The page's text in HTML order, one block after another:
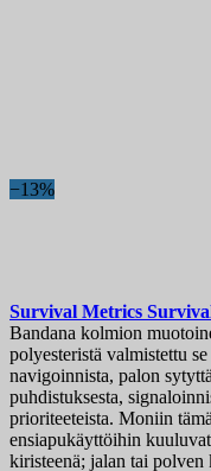
Terän pituus, mm
Maa
Näytä tuotteet 49
−13%
Survival Metrics
Bandana kolmion
polyesteristä valmistettu
navigoinnista, palon
puhdistuksesta,
prioriteeteista. Moniin
ensiapukäyttöihin
kiristeenä; jalan tai polven